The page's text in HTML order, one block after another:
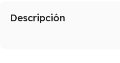
Descripción